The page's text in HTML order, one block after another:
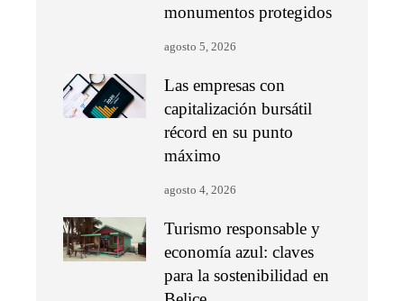
monumentos protegidos
agosto 5, 2026
Las empresas con
capitalización bursátil
récord en su punto
máximo
agosto 4, 2026
Turismo responsable y
economía azul: claves
para la sostenibilidad en